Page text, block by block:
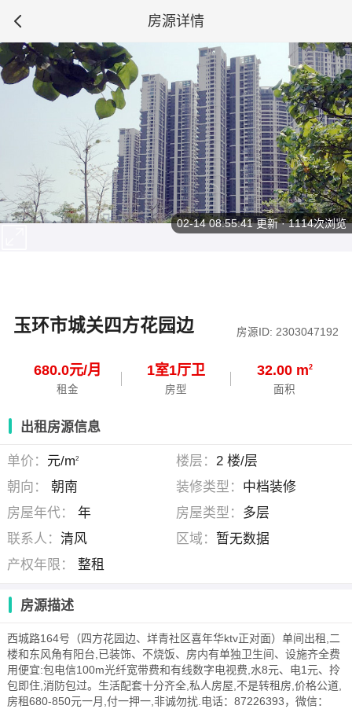
房源详情
玉环市城关四方花园边 房源ID: 2303047192
680.0元/月
租金
1室1厅卫
房型
32.00 m2
面积
02-14 08:55:41更新 · 1114次浏览
出租房源信息
单价： 元/m2 楼层： 2 楼/层
朝向：
朝南 装修类型： 中档装修
房屋年代：
年 房屋类型： 多层
联系人： 清风 区域： 暂无数据
产权年限：
整租
房源描述
西城路164号（四方花园边、垟青社区喜年华ktv正​‌‌​‌‌对面）单间出租,二
楼和东风角有阳台,已装饰、不烧饭、房内有单独卫生间、设施齐全费
用便宜:包电信100m光纤宽带费和有线数字电视费,水8元、电1元、拎
包即住,消防包过。生活配套十分齐全,私人房屋,不是转租房,价格公道,
房租680-850元一月,付一押一,非诚勿扰.电话：87226393，微信：